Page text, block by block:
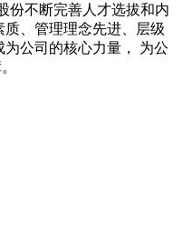
份不断完善人才选拔和内
、管理理念先进、层级
公司的核心力量，
为公